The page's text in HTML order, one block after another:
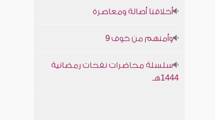
أخلاقنا أصالة ومعاصرة
وأمنهم من خوف 9
سلسلة محاضرات نفحات رمضانية
1444هـ